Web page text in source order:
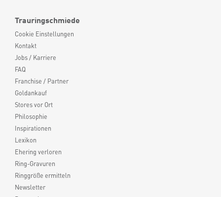
Trauringschmiede
Cookie Einstellungen
Kontakt
Jobs / Karriere
FAQ
Franchise / Partner
Goldankauf
Stores vor Ort
Philosophie
Inspirationen
Lexikon
Ehering verloren
Ring-Gravuren
Ringgröße ermitteln
Newsletter